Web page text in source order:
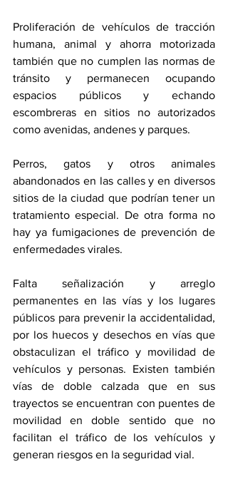
Proliferación de vehículos de tracción
humana, animal y ahorra motorizada
también que no cumplen las normas de
tránsito y permanecen ocupando
espacios públicos y echando
escombreras en sitios no autorizados
como avenidas, andenes y parques.
Perros, gatos y otros animales
abandonados en las calles y en diversos
sitios de la ciudad que podrían tener un
tratamiento especial. De otra forma no
hay ya fumigaciones de prevención de
enfermedades virales.
Falta señalización y arreglo
permanentes en las vías y los lugares
públicos para prevenir la accidentalidad,
por los huecos y desechos en vías que
obstaculizan el tráfico y movilidad de
vehículos y personas. Existen también
vías de doble calzada que en sus
trayectos se encuentran con puentes de
movilidad en doble sentido que no
facilitan el tráfico de los vehículos y
generan riesgos en la seguridad vial.